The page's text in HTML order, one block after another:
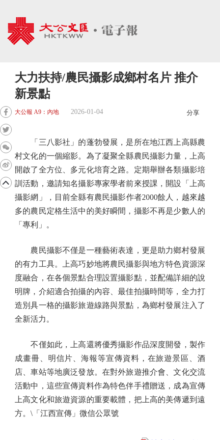
大力扶持/農民攝影成鄉村名片 推介
新景點
大公報 A9：內地 2026-01-04 分享
「三八影社」的蓬勃發展，是所在地江西上高縣農
村文化的一個縮影。為了凝聚全縣農民攝影力量，上高
開啟了全方位、多元化培育之路。定期舉辦各類攝影培
訓活動，邀請知名攝影專家學者前來授課，開設「上高
攝影網」，目前全縣有農民攝影作者2000餘人，越來越
多的農民定格生活中的美好瞬間，攝影不再是少數人的
「專利」。
農民攝影不僅是一種藝術表達，更是助力鄉村發展
的有力工具。上高巧妙地將農民攝影與地方特色資源深
度融合，在各個景點合理設置攝影點，並配備詳細的說
明牌，介紹適合拍攝的內容、最佳拍攝時間等，全力打
造別具一格的攝影旅遊線路與景點，為鄉村發展注入了
全新活力。
不僅如此，上高還將優秀攝影作品深度開發，製作
成畫冊、明信片、海報等宣傳資料，在旅遊景區、酒
店、車站等地廣泛發放。在對外旅遊推介會、文化交流
活動中，這些宣傳資料作為特色伴手禮贈送，成為宣傳
上高文化和旅遊資源的重要載體，把上高的美傳遞到遠
方。\「江西宣傳」微信公眾號